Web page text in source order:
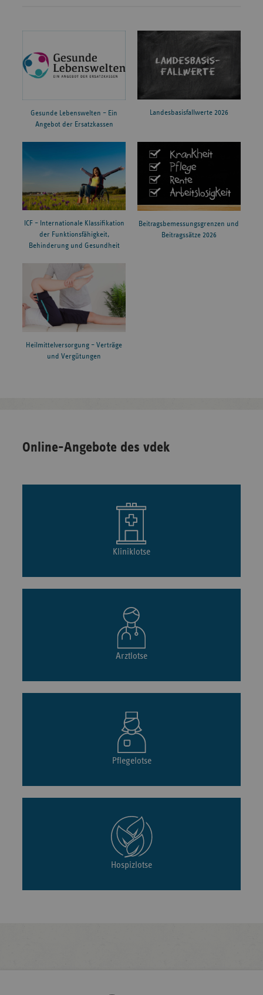
Gesunde Lebenswelten – Ein
Angebot der Ersatzkassen
Landesbasisfallwerte 2026
ICF – Internationale Klassifikation
der Funktionsfähigkeit,
Behinderung und Gesundheit
Beitragsbemessungsgrenzen und
Beitragssätze 2026
Heilmittelversorgung – Verträge
und Vergütungen
Online-Angebote des vdek
Kliniklotse
Arztlotse
Pflegelotse
Hospizlotse